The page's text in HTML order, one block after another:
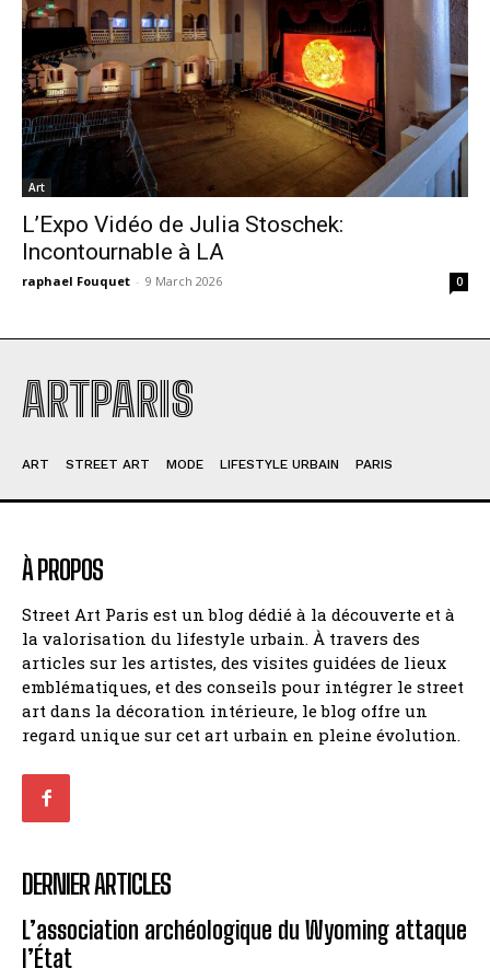
Art
L’Expo Vidéo de Julia Stoschek:
Incontournable à LA
raphael Fouquet - 9 March 2026 0
ARTPARIS
ART STREET ART MODE LIFESTYLE URBAIN PARIS
À PROPOS
Street Art Paris est un blog dédié à la découverte et à
la valorisation du lifestyle urbain. À travers des
articles sur les artistes, des visites guidées de lieux
emblématiques, et des conseils pour intégrer le street
art dans la décoration intérieure, le blog offre un
regard unique sur cet art urbain en pleine évolution.
DERNIER ARTICLES
L’association archéologique du Wyoming attaque
l’État